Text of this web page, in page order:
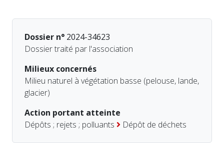
Dossier n° 2024-34623
Dossier traité par l'association
Milieux concernés
Milieu naturel à végétation basse (pelouse, lande,
glacier)
Action portant atteinte
Dépôts ; rejets ; polluants
Dépôt de déchets